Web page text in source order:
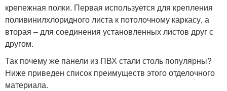
крепежная полки. Первая используется для крепления
поливинилхлоридного листа к потолочному каркасу, а
вторая – для соединения установленных листов друг с
другом.
Так почему же панели из ПВХ стали столь популярны?
Ниже приведен список преимуществ этого отделочного
материала.